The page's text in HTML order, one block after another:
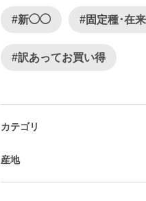
#新◯◯ #固定種･在
#訳あってお買い得
カテゴリ
産地